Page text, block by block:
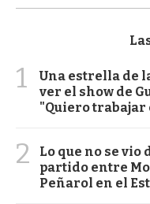
1
Una estrella de
ver el show de
"Quiero trabajar
2
Lo que no se
partido entre
Peñarol en el